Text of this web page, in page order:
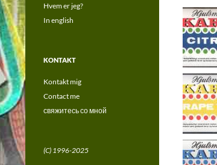
Hvem er jeg?
In english
KONTAKT
Kontakt mig
Contact me
свяжитесь со мной
(C) 1996-2025